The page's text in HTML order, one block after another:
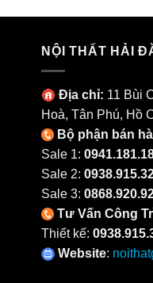
NỘI THẤT HẢI
Địa chỉ: 11 Bùi
Hoà, Tân Phú, Hồ
Bộ phận bán
Sale 1:
Sale 2:
Sale 3:
Tư Vấn Công
Thiết kế:
Website: